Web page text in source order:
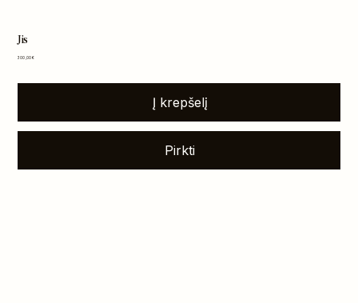
Jis
Kaina
300,00 €
Į krepšelį
Pirkti